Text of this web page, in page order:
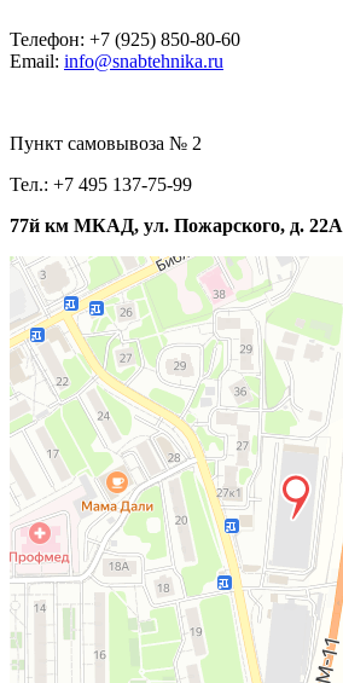
Телефон: +7 (925) 850-80-60
Email: info@snabtehnika.ru
Пункт самовывоза № 2
Тел.: +7 495 137-75-99
77й км МКАД, ул. Пожарского, д. 22А